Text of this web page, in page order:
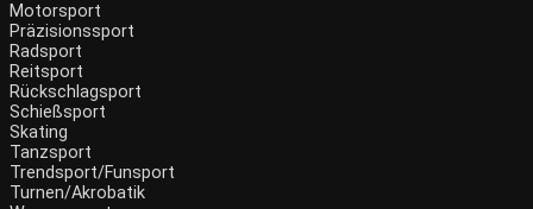
Motorsport
Präzisionssport
Radsport
Reitsport
Rückschlagsport
Schießsport
Skating
Tanzsport
Trendsport/Funsport
Turnen/Akrobatik